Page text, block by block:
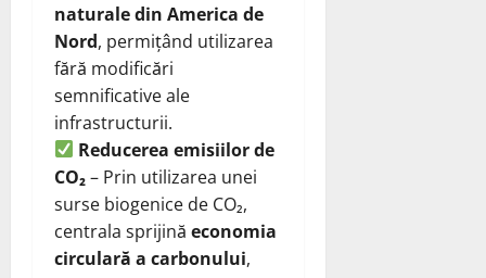
naturale din America de
Nord, permițând utilizarea
fără modificări
semnificative ale
infrastructurii.
Reducerea emisiilor de
CO₂– Prin utilizarea unei
surse biogenice de CO₂,
centrala sprijină economia
circulară a carbonului,